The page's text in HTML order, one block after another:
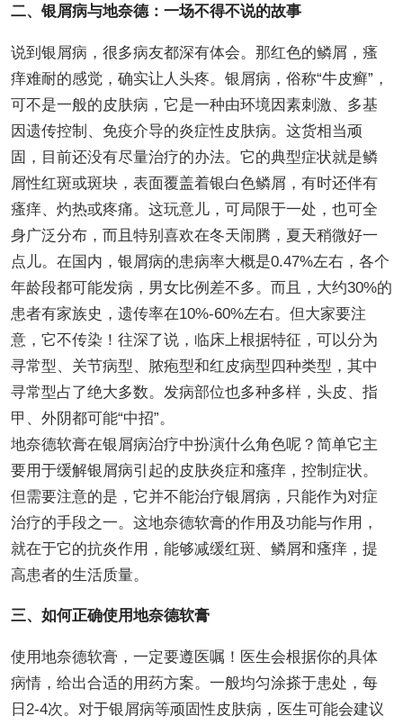
二、银屑病与地奈德：一场不得不说的故事
说到银屑病，很多病友都深有体会。那红色的鳞屑，瘙
痒难耐的感觉，确实让人头疼。银屑病，俗称“牛皮癣”，
可不是一般的皮肤病，它是一种由环境因素刺激、多基
因遗传控制、免疫介导的炎症性皮肤病。这货相当顽
固，目前还没有尽量治疗的办法。它的典型症状就是鳞
屑性红斑或斑块，表面覆盖着银白色鳞屑，有时还伴有
瘙痒、灼热或疼痛。这玩意儿，可局限于一处，也可全
身广泛分布，而且特别喜欢在冬天闹腾，夏天稍微好一
点儿。在国内，银屑病的患病率大概是0.47%左右，各个
年龄段都可能发病，男女比例差不多。而且，大约30%的
患者有家族史，遗传率在10%-60%左右。但大家要注
意，它不传染！往深了说，临床上根据特征，可以分为
寻常型、关节病型、脓疱型和红皮病型四种类型，其中
寻常型占了绝大多数。发病部位也多种多样，头皮、指
甲、外阴都可能“中招”。
地奈德软膏在银屑病治疗中扮演什么角色呢？简单它主
要用于缓解银屑病引起的皮肤炎症和瘙痒，控制症状。
但需要注意的是，它并不能治疗银屑病，只能作为对症
治疗的手段之一。这地奈德软膏的作用及功能与作用，
就在于它的抗炎作用，能够减缓红斑、鳞屑和瘙痒，提
高患者的生活质量。
三、如何正确使用地奈德软膏
使用地奈德软膏，一定要遵医嘱！医生会根据你的具体
病情，给出合适的用药方案。一般均匀涂搽于患处，每
日2-4次。对于银屑病等顽固性皮肤病，医生可能会建议